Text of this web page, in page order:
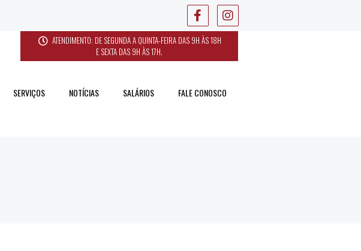
ATENDIMENTO: DE SEGUNDA A QUINTA-FEIRA DAS 9H ÀS 18H
E SEXTA DAS 9H ÀS 17H.
SERVIÇOS NOTÍCIAS SALÁRIOS FALE CONOSCO